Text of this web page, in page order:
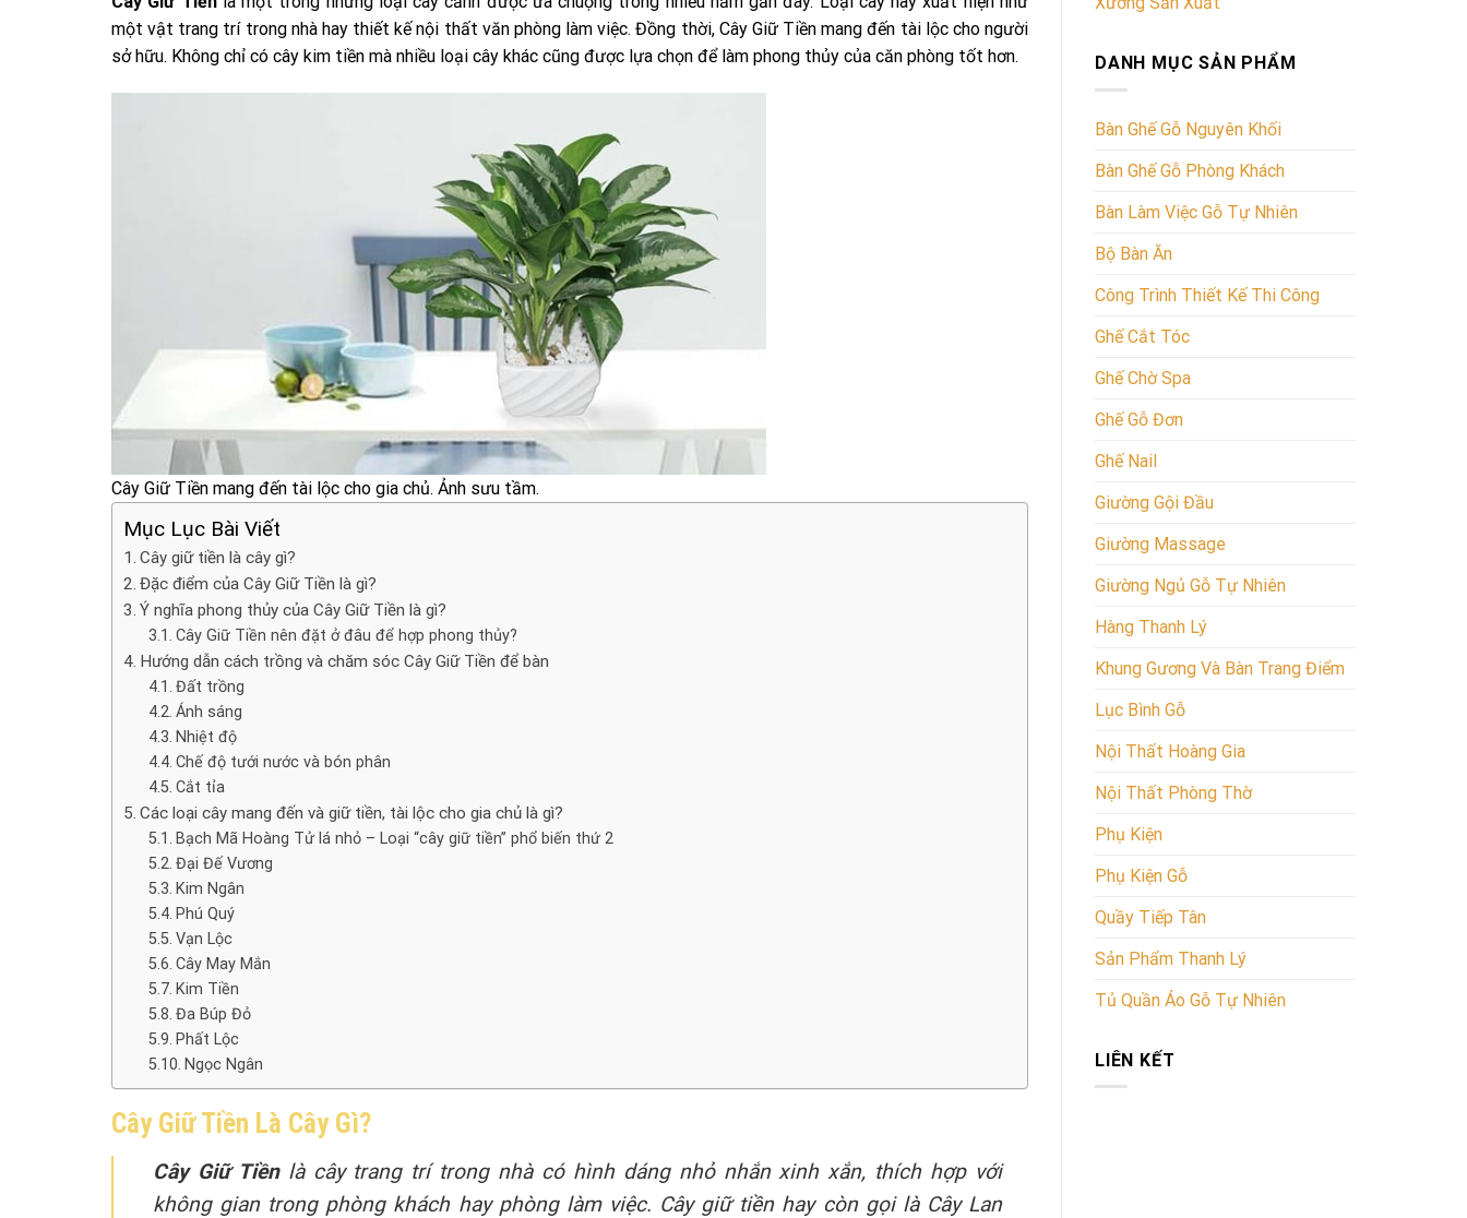
một vật trang trí trong nhà hay thiết kế nội thất văn phòng làm việc. Đồng thời, Cây Giữ Tiền mang đến tài lộc cho người
sở hữu. Không chỉ có cây kim tiền mà nhiều loại cây khác cũng được lựa chọn để làm phong thủy của căn phòng tốt hơn.
Cây Giữ Tiền mang đến tài lộc cho gia chủ. Ảnh sưu tầm.
Mục Lục Bài Viết
Cây giữ tiền là cây gì?
Đặc điểm của Cây Giữ Tiền là gì?
Ý nghĩa phong thủy của Cây Giữ Tiền là gì?
Cây Giữ Tiền nên đặt ở đâu để hợp phong thủy?
Hướng dẫn cách trồng và chăm sóc Cây Giữ Tiền để bàn
Đất trồng
Ánh sáng
Nhiệt độ
Chế độ tưới nước và bón phân
Cắt tỉa
Các loại cây mang đến và giữ tiền, tài lộc cho gia chủ là gì?
Bạch Mã Hoàng Tử lá nhỏ – Loại “cây giữ tiền” phổ biến thứ 2
Đại Đế Vương
Kim Ngân
Phú Quý
Vạn Lộc
Cây May Mắn
Kim Tiền
Đa Búp Đỏ
Phất Lộc
Ngọc Ngân
Cây Giữ Tiền Là Cây Gì?
Cây Giữ Tiềnlà cây trang trí trong nhà có hình dáng nhỏ nhắn xinh xắn, thích hợp với
không gian trong phòng khách hay phòng làm việc. Cây giữ tiền hay còn gọi là Cây Lan
DANH MỤC SẢN PHẨM
Bàn Ghế Gỗ Nguyên Khối
Bàn Ghế Gỗ Phòng Khách
Bàn Làm Việc Gỗ Tự Nhiên
Bộ Bàn Ăn
Công Trình Thiết Kế Thi Công
Ghế Cắt Tóc
Ghế Chờ Spa
Ghế Gỗ Đơn
Ghế Nail
Giường Gội Đầu
Giường Massage
Giường Ngủ Gỗ Tự Nhiên
Hàng Thanh Lý
Khung Gương Và Bàn Trang Điểm
Lục Bình Gỗ
Nội Thất Hoàng Gia
Nội Thất Phòng Thờ
Phụ Kiện
Phụ Kiện Gỗ
Quầy Tiếp Tân
Sản Phẩm Thanh Lý
Tủ Quần Áo Gỗ Tự Nhiên
LIÊN KẾT